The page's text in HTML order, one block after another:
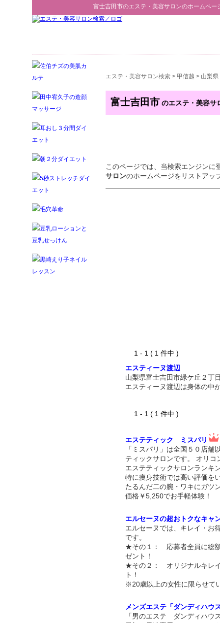
富士吉田市のエステ・美容サロンのホームペー
エステ・美容サロン検索 > 甲信越 > 山梨県
富士吉田市 のエステ・美容サ
このページでは、当検索エンジンに
サロンのホームページをリストアッ
1 - 1 ( 1 件中 )
エスティーヌ渡辺
山梨県富士吉田市緑ケ丘２丁
エスティーヌ渡辺は身体の中
1 - 1 ( 1 件中 )
エステティック ミスパリ
「ミスパリ」は全国５０店舗
ティックサロンです。 オリ
エステティックサロンランキ
特に痩身技術では高い評価を
たるんだ二の腕・ワキにガツ
価格￥5,250でお手軽体験！
エルセーヌの超おトクなキャ
エルセーヌでは、キレイ・お
です。
★その１： 応募者全員に総
ゼント！
★その２： オリジナルキレ
ト！
※20歳以上の女性に限らせて
メンズエステ「ダンディハウ
「男のエステ ダンディハウ